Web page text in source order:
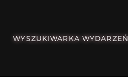
WYSZUKIWARKA WYDARZEŃ